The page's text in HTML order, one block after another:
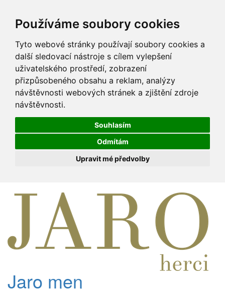
Používáme soubory cookies
Tyto webové stránky používají soubory cookies a
další sledovací nástroje s cílem vylepšení
uživatelského prostředí, zobrazení
přizpůsobeného obsahu a reklam, analýzy
návštěvnosti webových stránek a zjištění zdroje
návštěvnosti.
Souhlasím
Odmítám
Upravit mé předvolby
Jaro men